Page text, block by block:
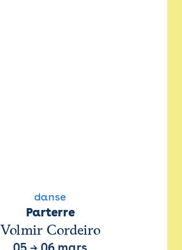
danse
Parterre
Volmir Cordeiro